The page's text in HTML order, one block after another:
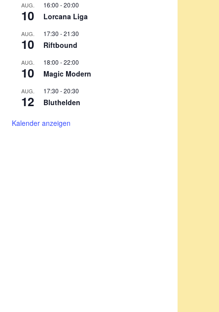
AUG.
10
16:00 -20:00
Lorcana Liga
AUG.
10
17:30 -21:30
Riftbound
AUG.
10
18:00 -22:00
Magic Modern
AUG.
12
17:30 -20:30
Bluthelden
Kalender anzeigen